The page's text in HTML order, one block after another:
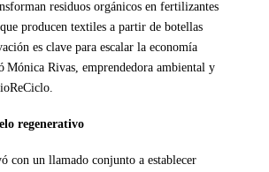
residuos orgánicos en fertilizantes
que producen textiles a partir de botellas
es clave para escalar la economía
Mónica Rivas, emprendedora ambiental y
regenerativo
con un llamado conjunto a establecer